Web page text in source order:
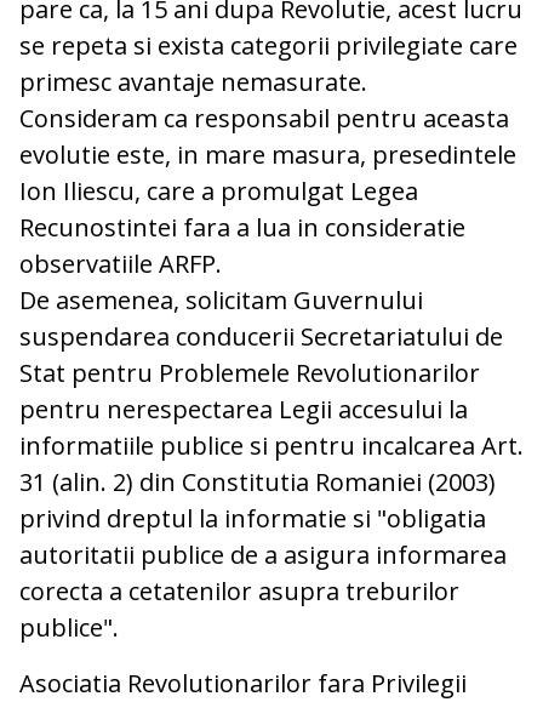
pare ca, la 15 ani dupa Revolutie, acest lucru
se repeta si exista categorii privilegiate care
primesc avantaje nemasurate.
Consideram ca responsabil pentru aceasta
evolutie este, in mare masura, presedintele
Ion Iliescu, care a promulgat Legea
Recunostintei fara a lua in consideratie
observatiile ARFP.
De asemenea, solicitam Guvernului
suspendarea conducerii Secretariatului de
Stat pentru Problemele Revolutionarilor
pentru nerespectarea Legii accesului la
informatiile publice si pentru incalcarea Art.
31 (alin. 2) din Constitutia Romaniei (2003)
privind dreptul la informatie si "obligatia
autoritatii publice de a asigura informarea
corecta a cetatenilor asupra treburilor
publice".
Asociatia Revolutionarilor fara Privilegii